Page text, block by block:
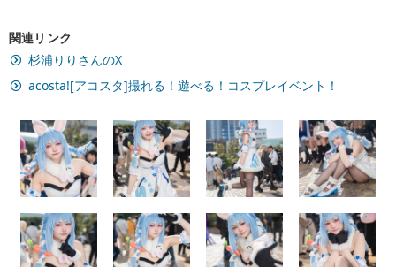
関連リンク
杉浦りりさんのX
acosta![アコスタ]撮れる！遊べる！コスプレイベント！